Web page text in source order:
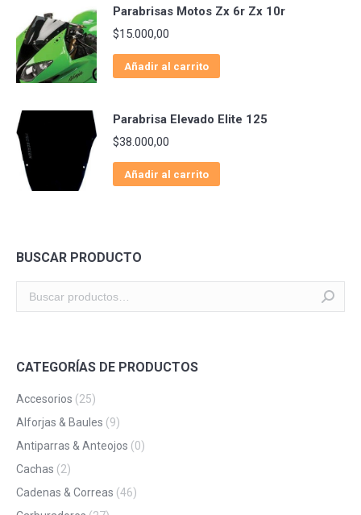
Parabrisas Motos Zx 6r Zx 10r
$15.000,00
Añadir al carrito
Parabrisa Elevado Elite 125
$38.000,00
Añadir al carrito
BUSCAR PRODUCTO
CATEGORÍAS DE PRODUCTOS
Accesorios (25)
Alforjas & Baules (9)
Antiparras & Anteojos (0)
Cachas (2)
Cadenas & Correas (46)